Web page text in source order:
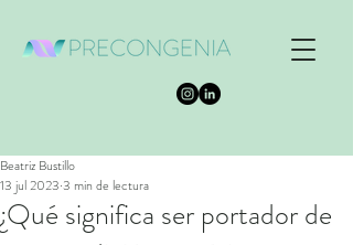
¿Qué significa ser portador de
Beatriz Bustillo
13 jul 2023 3 min de lectura